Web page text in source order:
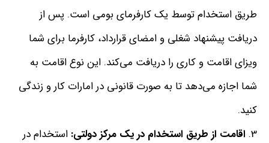
طریق استخدام توسط یک کارفرمای بومی است. پس از
دریافت پیشنهاد شغلی و امضای قرارداد، کارفرما برای شما
ویزای اقامت و کاری را دریافت می‌کند. این نوع اقامت به
شما اجازه می‌دهد تا به صورت قانونی در امارات کار و زندگی
کنید.
اقامت از طریق استخدام دریک مرکزدولتی: استخدام در